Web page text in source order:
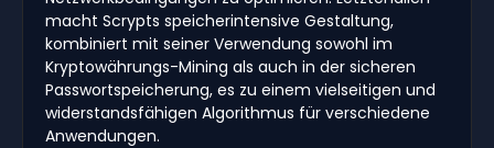
macht Scrypts speicherintensive Gestaltung,
kombiniert mit seiner Verwendung sowohl im
Kryptowährungs-Mining als auch in der sicheren
Passwortspeicherung, es zu einem vielseitigen und
widerstandsfähigen Algorithmus für verschiedene
Anwendungen.